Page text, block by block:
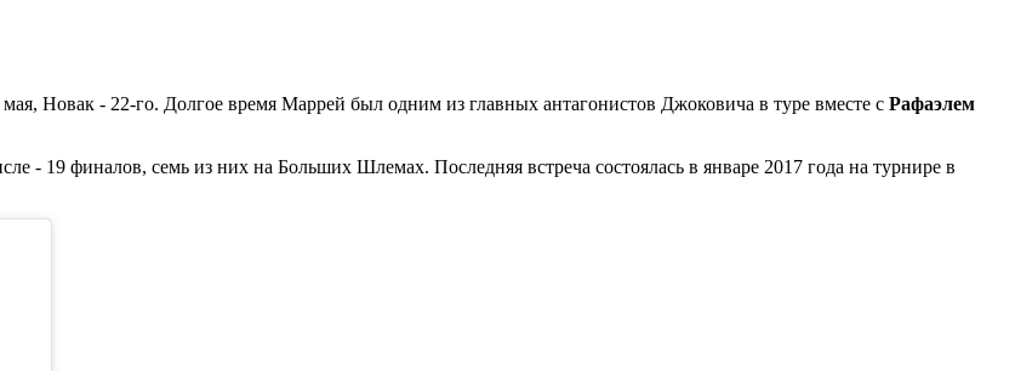
Новак - 22-го. Долгое время Маррей был одним из главных антагонистов Джоковича в туре вместе с Рафаэлем
- 19 финалов, семь из них на Больших Шлемах. Последняя встреча состоялась в январе 2017 года на турнире в